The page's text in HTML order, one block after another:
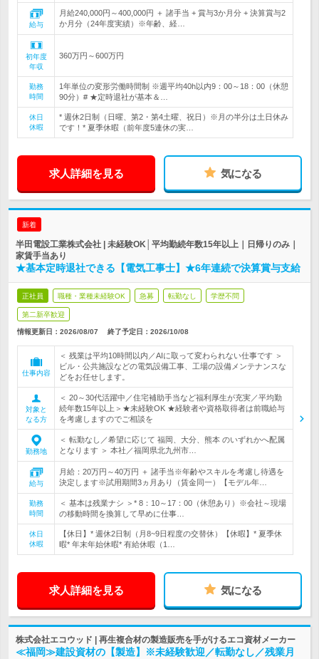
給与
月給240,000円～400,000円 ＋ 諸手当 + 賞与3か月分 + 決算賞与2
か月分（24年度実績）※年齢、経…
初年度
年収
360万円～600万円
勤務
時間
1年単位の変形労働時間制 ※週平均40h以内9：00～18：00（休憩
90分）# ★定時退社が基本＆…
休日
休暇
* 週休2日制（日曜、第2・第4土曜、祝日）※月の半分は土日休み
です！* 夏季休暇（前年度5連休の実…
求人詳細を見る 気になる
新着
半田電設工業株式会社 | 未経験OK│平均勤続年数15年以上｜日帰りのみ｜
家賃手当あり
★基本定時退社できる【電気工事士】★6年連続で決算賞与支給
正社員 職種・業種未経験OK 急募 転勤なし 学歴不問
第二新卒歓迎
情報更新日：2026/08/07 終了予定日： 2026/10/08
仕事内容
＜ 残業は平均10時間以内／AIに取って変わられない仕事です ＞
ビル・公共施設などの電気設備工事、工場の設備メンテナンスな
どをお任せします。
対象と
なる方
＜ 20～30代活躍中／住宅補助手当など福利厚生が充実／平均勤
続年数15年以上＞★未経験OK ★経験者や資格取得者は前職給与
を考慮しますのでご相談を
勤務地
＜ 転勤なし／希望に応じて 福岡、大分、熊本 のいずれかへ配属
となります ＞ 本社／福岡県北九州市…
給与
月給：20万円～40万円 ＋ 諸手当※年齢やスキルを考慮し待遇を
決定します※試用期間3ヵ月あり（賃金同一）【モデル年…
勤務
時間
＜ 基本は残業ナシ ＞* 8：10～17：00（休憩あり）※会社～現場
の移動時間を換算して早めに仕事…
休日
休暇
【休日】* 週休2日制（月8~9日程度の交替休）【休暇】* 夏季休
暇* 年末年始休暇* 有給休暇（1…
求人詳細を見る 気になる
株式会社エコウッド | 再生複合材の製造販売を手がけるエコ資材メーカー
≪福岡≫建設資材の【製造】※未経験歓迎／転勤なし／残業月